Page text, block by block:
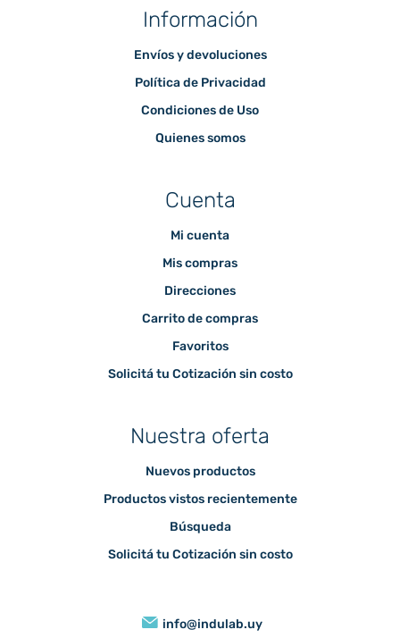
Información
Envíos y devoluciones
Política de Privacidad
Condiciones de Uso
Quienes somos
Cuenta
Mi cuenta
Mis compras
Direcciones
Carrito de compras
Favoritos
Solicitá tu Cotización sin costo
Nuestra oferta
Nuevos productos
Productos vistos recientemente
Búsqueda
Solicitá tu Cotización sin costo
info@indulab.uy